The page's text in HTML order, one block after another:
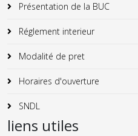
Présentation de la BUC
Réglement interieur
Modalité de pret
Horaires d'ouverture
SNDL
liens utiles